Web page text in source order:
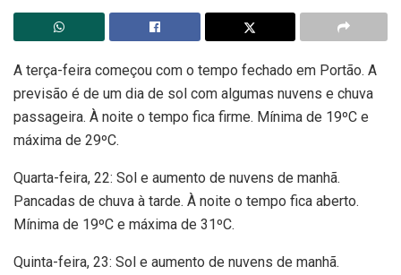
A terça-feira começou com o tempo fechado em Portão. A
previsão é de um dia de sol com algumas nuvens e chuva
passageira. À noite o tempo fica firme. Mínima de 19ºC e
máxima de 29ºC.
Quarta-feira, 22: Sol e aumento de nuvens de manhã.
Pancadas de chuva à tarde. À noite o tempo fica aberto.
Mínima de 19ºC e máxima de 31ºC.
Quinta-feira, 23: Sol e aumento de nuvens de manhã.